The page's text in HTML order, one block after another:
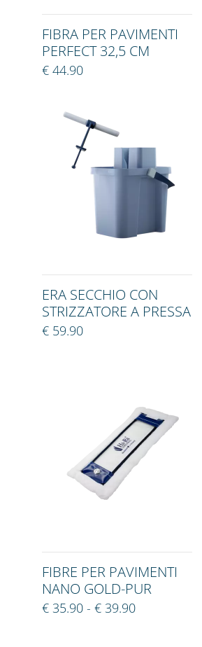
FIBRA PER PAVIMENTI
PERFECT 32,5 CM
€ 44.90
ERA SECCHIO CON
STRIZZATORE A PRESSA
€ 59.90
FIBRE PER PAVIMENTI
NANO GOLD-PUR
€ 35.90 - € 39.90